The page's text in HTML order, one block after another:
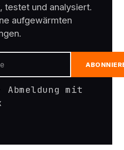
testet und analysiert.
aufgewärmten
Abmeldung mit